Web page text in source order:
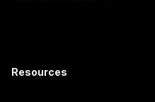
Resources